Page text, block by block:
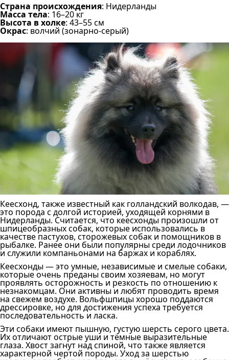
Страна происхождения: Нидерланды
Масса тела: 16–20 кг
Высота в холке: 43–55 см
Окрас: волчий (зонарно-серый)
Кеесхонд, также известный как голландский волкодав, —
это порода с долгой историей, уходящей корнями в
Нидерланды. Считается, что кеесхонды произошли от
шпицеобразных собак, которые использовались в
качестве пастухов, сторожевых собак и помощников в
рыбалке. Ранее они были популярны среди лодочников
и служили компаньонами на баржах и кораблях.
Кеесхонды — это умные, независимые и смелые собаки,
которые очень преданы своим хозяевам, но могут
проявлять осторожность и резкость по отношению к
незнакомцам. Они активны и любят проводить время
на свежем воздухе. Вольфшпицы хорошо поддаются
дрессировке, но для достижения успеха требуется
последовательность и ласка.
Эти собаки имеют пышную, густую шерсть серого цвета.
Их отличают острые уши и тёмные выразительные
глаза. Хвост загнут над спиной, что также является
характерной чертой породы. Уход за шерстью